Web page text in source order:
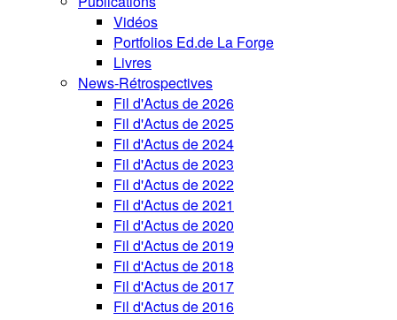
Vidéos
Portfolios Ed.de La Forge
Livres
News-Rétrospectives
Fil d'Actus de 2026
Fil d'Actus de 2025
Fil d'Actus de 2024
Fil d'Actus de 2023
Fil d'Actus de 2022
Fil d'Actus de 2021
Fil d'Actus de 2020
Fil d'Actus de 2019
Fil d'Actus de 2018
Fil d'Actus de 2017
Fil d'Actus de 2016